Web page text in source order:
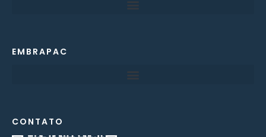
EMBRAPAC
CONTATO